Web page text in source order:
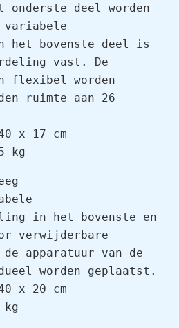
deel worden
variabele
het bovenste deel is
vast. De
flexibel worden
ruimte aan 26
x 17 cm
kg
in het bovenste en
verwijderbare
apparatuur van de
worden geplaatst.
x 20 cm